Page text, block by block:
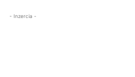
- Inzercia -